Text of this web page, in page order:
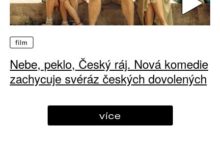
film
Nebe, peklo, Český ráj. Nová komedie
zachycuje svéráz českých dovolených
více